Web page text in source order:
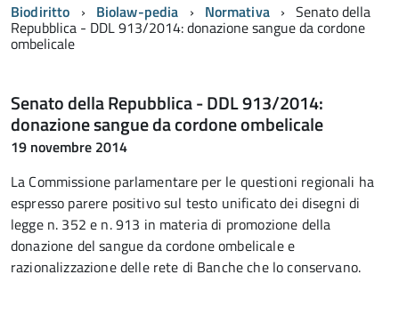
Biodiritto Biolaw-pedia Normativa Senato della
Repubblica - DDL 913/2014: donazione sangue da cordone
ombelicale
Senato della Repubblica - DDL 913/2014:
donazione sangue da cordone ombelicale
19 novembre 2014
La Commissione parlamentare per le questioni regionali ha
espresso parere positivo sul testo unificato dei disegni di
legge n. 352 e n. 913 in materia di promozione della
donazione del sangue da cordone ombelicale e
razionalizzazione delle rete di Banche che lo conservano.